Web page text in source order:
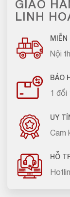
GIAO
LINH
MIỄN
Nội
BẢO
1 đổi
UY
Cam
HỖ